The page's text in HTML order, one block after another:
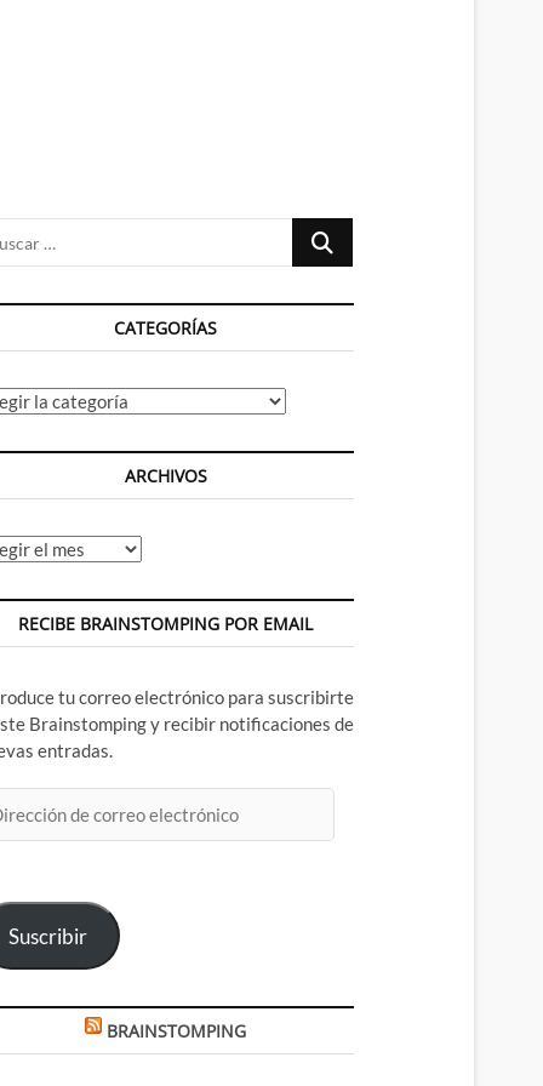
Buscar
CATEGORÍAS
ARCHIVOS
RECIBE BRAINSTOMPING POR EMAIL
tu correo electrónico para suscribirte
Brainstomping y recibir notificaciones de
entradas.
Suscribir
BRAINSTOMPING